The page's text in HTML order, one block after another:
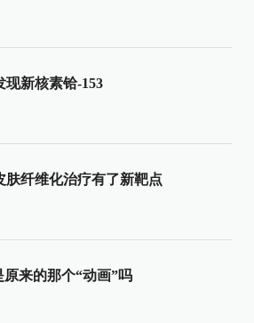
现新核素铪-153
肤纤维化治疗有了新靶点
来的那个“动画”吗